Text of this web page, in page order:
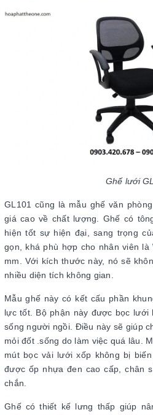
Ghế lưới
GL101 cũng là mẫu ghế văn
giá cao về chất lượng. Ghế có
hiện tốt sự hiện đại, sang trọng
gọn, khá phù hợp cho nhân viên là
mm. Với kích thước này, nó sẽ
nhiều diện tích không gian.
Mẫu ghế này có kết cấu phần
lực tốt. Bộ phận này được bọc
sống người ngồi. Điều này sẽ giúp
mỏi đốt .sống do làm việc quá lâu.
mút bọc vải lưới xốp không bị
được ốp nhựa đen cao cấp, chân
chắn.
Ghế có thiết kế lưng thấp giúp